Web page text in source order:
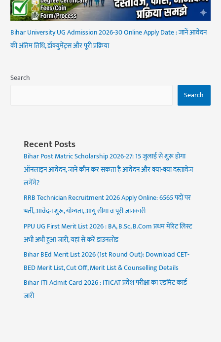
Bihar University UG Admission 2026-30 Online Apply Date : जानें आवेदन
की अंतिम तिथि, डॉक्युमेंट्स और पूरी प्रक्रिया
Search
Search
Recent Posts
Bihar Post Matric Scholarship 2026-27: 15 जुलाई से शुरू होगा
ऑनलाइन आवेदन, जानें कौन कर सकता है आवेदन और क्या-क्या दस्तावेज
लगेंगे?
RRB Technician Recruitment 2026 Apply Online: 6565 पदों पर
भर्ती, आवेदन शुरू, योग्यता, आयु सीमा व पूरी जानकारी
PPU UG First Merit List 2026 : BA, B.Sc, B.Com प्रथम मेरिट लिस्ट
अभी अभी हुआ जारी, यहां से करें डाउनलोड
Bihar BEd Merit List 2026 (1st Round Out): Download CET-
BED Merit List, Cut Off, Merit List & Counselling Details
Bihar ITI Admit Card 2026 : ITICAT प्रवेश परीक्षा का एडमिट कार्ड
जारी